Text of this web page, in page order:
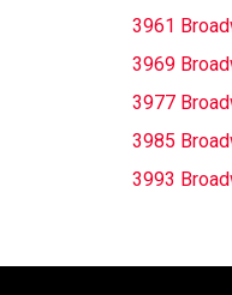
3961
3969
3977
3985
3993